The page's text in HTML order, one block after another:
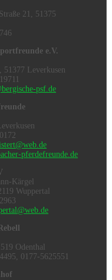
21, 51375
e.V.
51377 Leverkusen
psf.de
pferdefreunde.de
Kärgel
Wuppertal
Odenthal
0177-5625551